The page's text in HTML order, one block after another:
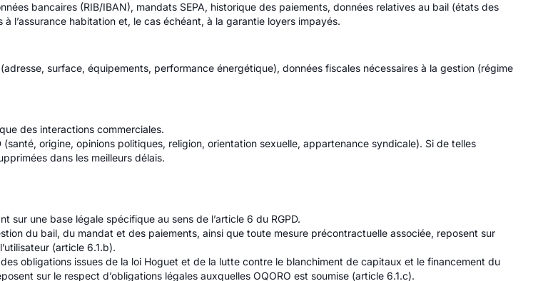
bancaires (RIB/IBAN), mandats SEPA, historique des paiements, données relatives au bail (états des
l’assurance habitation et, le cas échéant, à la garantie loyers impayés.
surface, équipements, performance énergétique), données fiscales nécessaires à la gestion (régime
des interactions commerciales.
origine, opinions politiques, religion, orientation sexuelle, appartenance syndicale). Si de telles
dans les meilleurs délais.
sur une base légale spécifique au sens de l’article 6 du RGPD.
du bail, du mandat et des paiements, ainsi que toute mesure précontractuelle associée, reposent sur
(article 6.1.b).
obligations issues de la loi Hoguet et de la lutte contre le blanchiment de capitaux et le financement du
sur le respect d’obligations légales auxquelles OQORO est soumise (article 6.1.c).